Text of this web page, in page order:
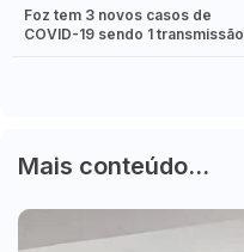
Foz tem 3 novos casos de
COVID-19 sendo 1 transmissão
Mais conteúdo...